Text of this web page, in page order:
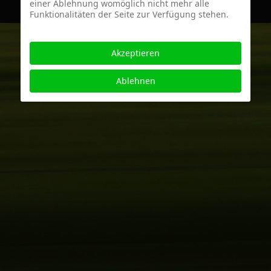
einer Ablehnung womöglich nicht mehr alle
Funktionalitäten der Seite zur Verfügung stehen.
Akzeptieren
Ablehnen